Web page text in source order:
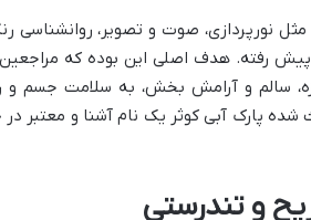
نورپردازی، صوت و تصویر، روانشناسی
رفته. هدف اصلی این بوده که
سالم و آرامش بخش، به سلامت جسم و
شده پارک آبی کوثر یک نام آشنا و معتبر
و تندرستی